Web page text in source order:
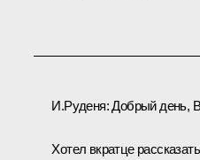
И.Руденя:Добрый день,
Хотел вкратце